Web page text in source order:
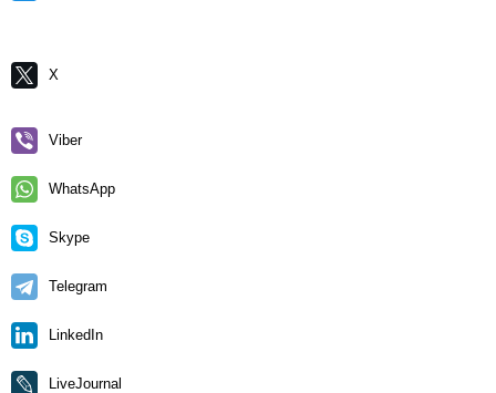
X
Viber
WhatsApp
Skype
Telegram
LinkedIn
LiveJournal